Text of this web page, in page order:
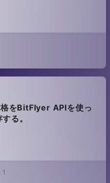
をBitFlyer APIを使っ
る。
1